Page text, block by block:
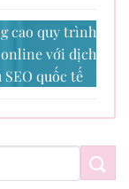
cao quy trình
online với dịch
SEO quốc tế